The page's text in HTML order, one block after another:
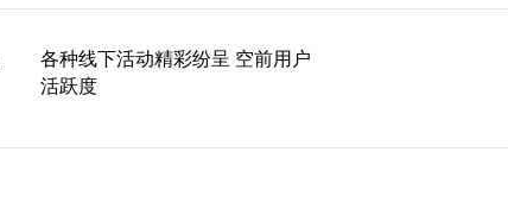
各种线下活动精彩纷呈 空前用户
活跃度